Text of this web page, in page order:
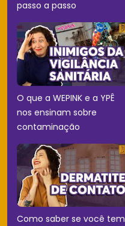
passo a passo
O que a WEPINK e a YPÊ
nos ensinam sobre
contaminação
Como saber se você tem